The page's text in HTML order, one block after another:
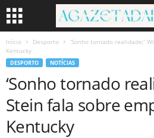
Início Desporto
‘Sonho tornado realidade;’
Kentucky
DESPORTO NOTÍCIAS
‘Sonho tornado
Stein fala sobre
Kentucky